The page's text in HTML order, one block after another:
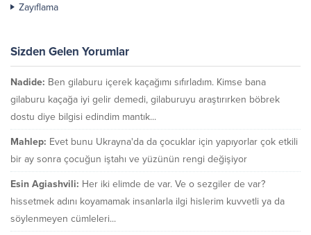
Zayıflama
Sizden Gelen Yorumlar
Nadide: Ben gilaburu içerek kaçağımı sıfırladım. Kimse bana
gilaburu kaçağa iyi gelir demedi, gilaburuyu araştırırken böbrek
dostu diye bilgisi edindim mantık...
Mahlep: Evet bunu Ukrayna'da da çocuklar için yapıyorlar çok etkili
bir ay sonra çocuğun iştahı ve yüzünün rengi değişiyor
Esin Agiashvili: Her iki elimde de var. Ve o sezgiler de var?
hissetmek adını koyamamak insanlarla ilgi hislerim kuvvetli ya da
söylenmeyen cümleleri...